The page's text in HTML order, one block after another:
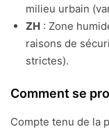
milieu urbain
ZH : Zone
raisons de
strictes).
Comment se
Compte tenu de la